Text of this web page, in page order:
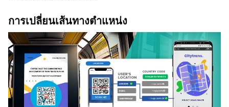
การเปลี่ยนเส้นทางตำแหน่ง